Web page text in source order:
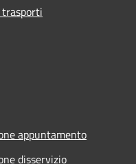
appuntamento
disservizio